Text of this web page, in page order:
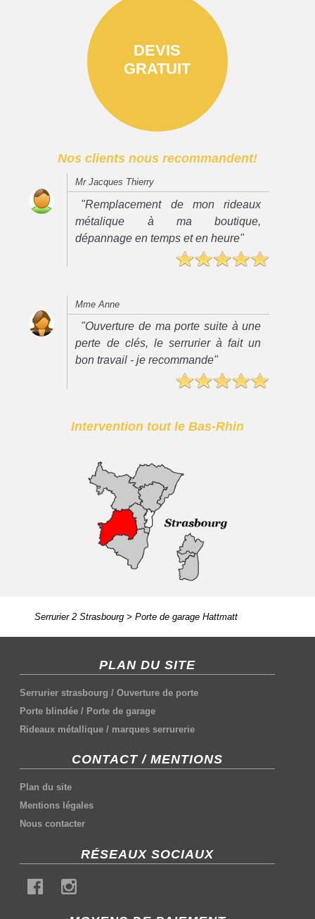
DEVIS
GRATUIT
Nos clients nous recommandent!
Mr Jacques Thierry
"Remplacement de mon rideaux
métalique à ma boutique,
dépannage en temps et en heure"
Mme Anne
"Ouverture de ma porte suite à une
perte de clés, le serrurier à fait un
bon travail - je recommande"
Intervention tout le Bas-Rhin
Serrurier 2 Strasbourg> Porte de garage Hattmatt
PLAN DU SITE
Serrurier strasbourg /Ouverture de porte
Porte blindée / Porte de garage
Rideaux métallique / marques serrurerie
CONTACT / MENTIONS
Plan du site
Mentions légales
Nous contacter
RÉSEAUX SOCIAUX